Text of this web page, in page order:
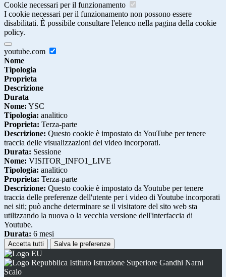
Cookie necessari per il funzionamento
I cookie necessari per il funzionamento non possono essere
disabilitati. È possibile consultare l'elenco nella pagina della cookie
policy.
youtube.com
Nome
Tipologia
Proprieta
Descrizione
Durata
Nome: YSC
Tipologia: analitico
Proprieta: Terza-parte
Descrizione: Questo cookie è impostato da YouTube per tenere
traccia delle visualizzazioni dei video incorporati.
Durata: Sessione
Nome: VISITOR_INFO1_LIVE
Tipologia: analitico
Proprieta: Terza-parte
Descrizione: Questo cookie è impostato da Youtube per tenere
traccia delle preferenze dell'utente per i video di Youtube incorporati
nei siti; può anche determinare se il visitatore del sito web sta
utilizzando la nuova o la vecchia versione dell'interfaccia di
Youtube.
Durata: 6 mesi
Accetta tutti Salva le preferenze
Istituto Istruzione Superiore Gandhi Narni
Scalo